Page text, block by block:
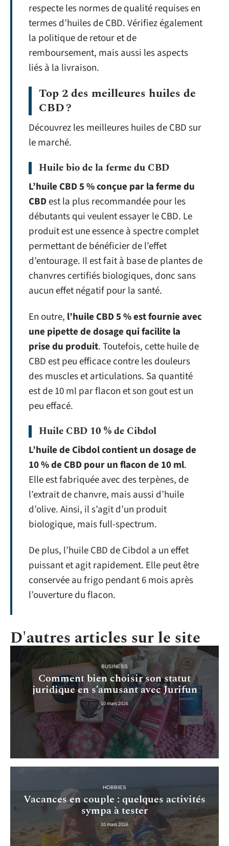
respecte les normes de qualité requises en
termes d’huiles de CBD. Vérifiez également
la politique de retour et de
remboursement, mais aussi les aspects
liés à la livraison.
Top 2 des meilleures huiles de
CBD ?
Découvrez les meilleures huiles de CBD sur
le marché.
Huile bio de la ferme du CBD
L’huile CBD 5 % conçue par la ferme du
CBDest la plus recommandée pour les
débutants qui veulent essayer le CBD. Le
produit est une essence à spectre complet
permettant de bénéficier de l’effet
d’entourage. Il est fait à base de plantes de
chanvres certifiés biologiques, donc sans
aucun effet négatif pour la santé.
En outre, l’huile CBD 5 % est fournie avec
une pipette de dosage qui facilite la
prise du produit. Toutefois, cette huile de
CBD est peu efficace contre les douleurs
des muscles et articulations. Sa quantité
est de 10 ml par flacon et son gout est un
peu effacé.
Huile CBD 10 % de Cibdol
L’huile de Cibdol contient un dosage de
10 % de CBD pour un flacon de 10 ml.
Elle est fabriquée avec des terpènes, de
l’extrait de chanvre, mais aussi d’huile
d’olive. Ainsi, il s’agit d’un produit
biologique, mais full-spectrum.
De plus, l’huile CBD de Cibdol a un effet
puissant et agit rapidement. Elle peut être
conservée au frigo pendant 6 mois après
l’ouverture du flacon.
D'autres articles sur le site
BUSINESS
Comment bien choisir son statut
juridique en s’amusant avec Jurifun
10 mars 2026
HOBBIES
Vacances en couple : quelques activités
sympa à tester
10 mars 2026